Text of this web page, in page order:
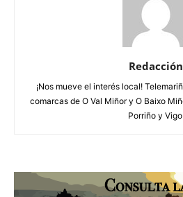
Redacción
¡Nos mueve el interés local!
comarcas de O Val Miñor y O Baixo
Porriño y